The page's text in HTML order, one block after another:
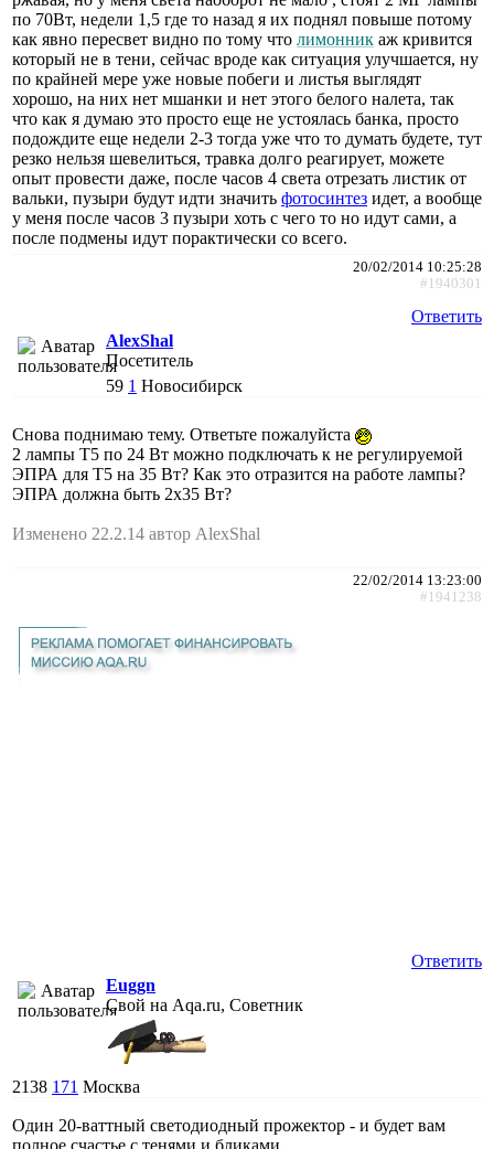
по 70Вт, недели 1,5 где то назад я их поднял повыше потому
как явно пересвет видно по тому что лимонник аж кривится
который не в тени, сейчас вроде как ситуация улучшается, ну
по крайней мере уже новые побеги и листья выглядят
хорошо, на них нет мшанки и нет этого белого налета, так
что как я думаю это просто еще не устоялась банка, просто
подождите еще недели 2-3 тогда уже что то думать будете, тут
резко нельзя шевелиться, травка долго реагирует, можете
опыт провести даже, после часов 4 света отрезать листик от
вальки, пузыри будут идти значить фотосинтез идет, а вообще
у меня после часов 3 пузыри хоть с чего то но идут сами, а
после подмены идут порактически со всего.
20/02/2014 10:25:28
#1940301
Ответить
AlexShal
Посетитель
59 1 Новосибирск
Снова поднимаю тему. Ответьте пожалуйста
2 лампы Т5 по 24 Вт можно подключать к не регулируемой
ЭПРА для Т5 на 35 Вт? Как это отразится на работе лампы?
ЭПРА должна быть 2х35 Вт?
Изменено 22.2.14 автор AlexShal
22/02/2014 13:23:00
#1941238
Ответить
Euggn
Свой на Aqa.ru, Советник
2138 171 Москва
Один 20-ваттный светодиодный прожектор - и будет вам
полное счастье с тенями и бликами.